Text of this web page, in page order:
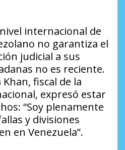
internacional de
no garantiza el
judicial a sus
no es reciente.
fiscal de la
expresó estar
“Soy plenamente
y divisiones
en Venezuela”.